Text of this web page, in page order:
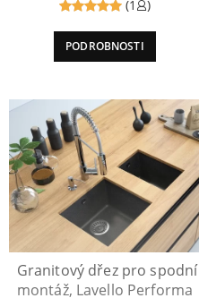
out of
(1 )
PODROBNOSTI
Granitový dřez pro spodní
montáž, Lavello Performa